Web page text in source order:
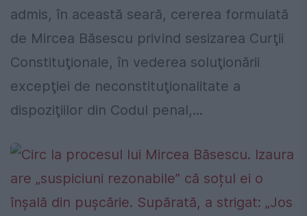
admis, în această seară, cererea formulată
de Mircea Băsescu privind sesizarea Curţii
Constituţionale, în vederea soluţionării
excepţiei de neconstituţionalitate a
dispoziţiilor din Codul penal,...